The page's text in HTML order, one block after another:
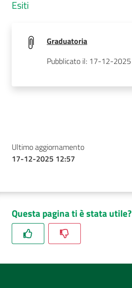
Esiti
Graduatoria
Pubblicato il: 17-12-2025
Ultimo aggiornamento
17-12-2025 12:57
Questa pagina ti è stata utile?